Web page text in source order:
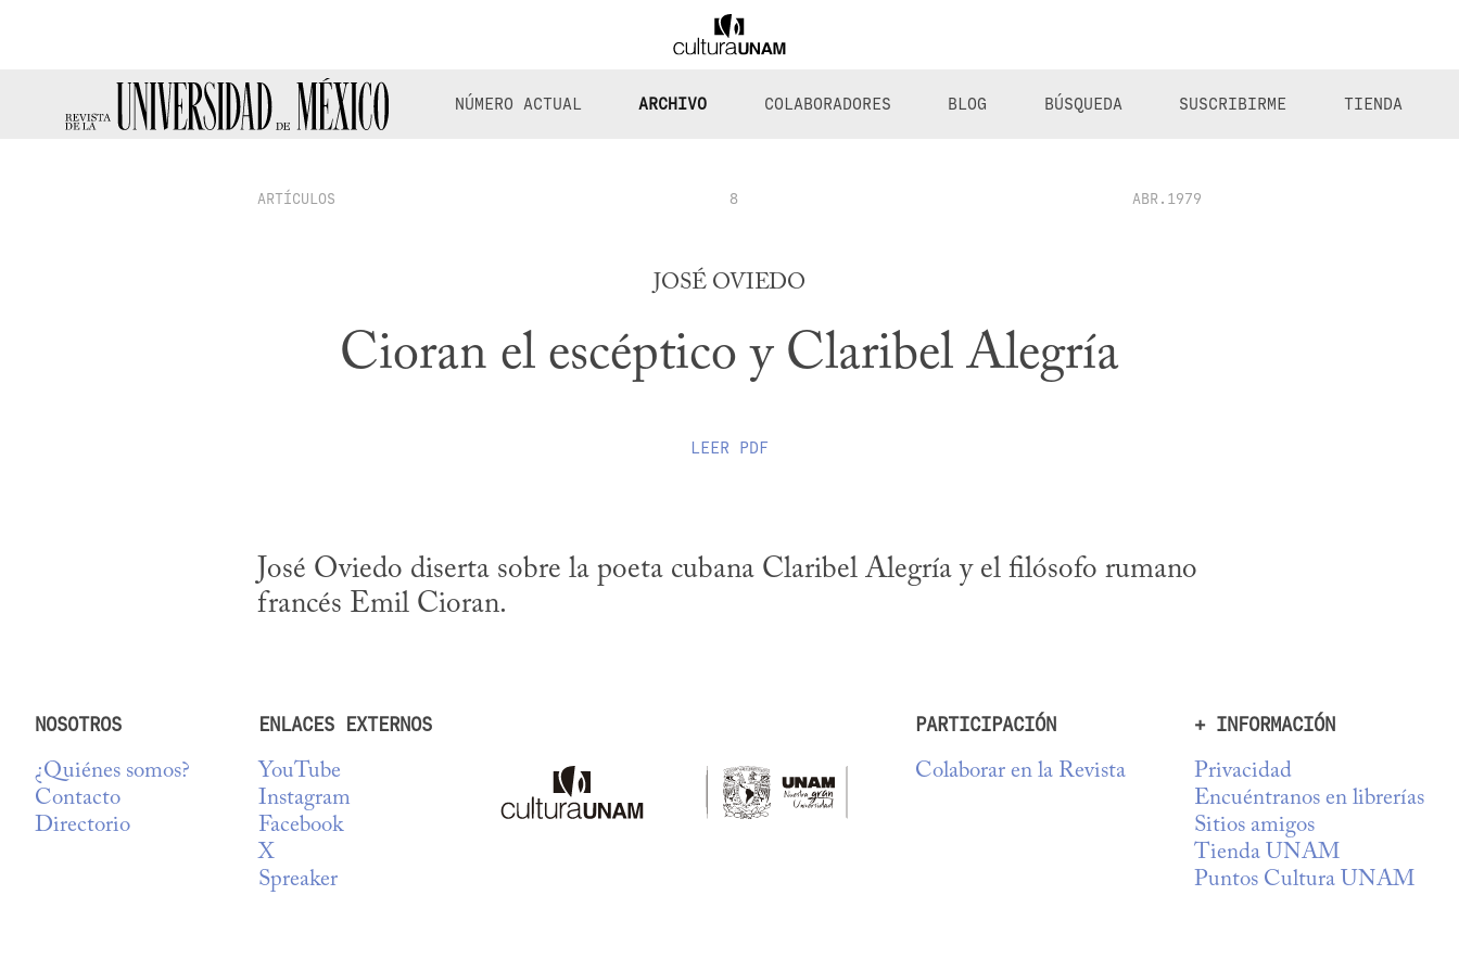
NÚMERO ACTUAL ARCHIVO COLABORADORES BLOG BÚSQUEDA SUSCRIBIRME TIENDA
ARTÍCULOS 8 ABR.1979
JOSÉ OVIEDO
Cioran el escéptico y Claribel Alegría
LEER PDF
José Oviedo diserta sobre la poeta cubana Claribel Alegría y el filósofo rumano
francés Emil Cioran.
NOSOTROS
¿Quiénes somos?
Contacto
Directorio
ENLACES EXTERNOS
YouTube
Instagram
Facebook
X
Spreaker
PARTICIPACIÓN
Colaborar en la Revista
+ INFORMACIÓN
Privacidad
Encuéntranos en librerías
Sitios amigos
Tienda UNAM
Puntos Cultura UNAM